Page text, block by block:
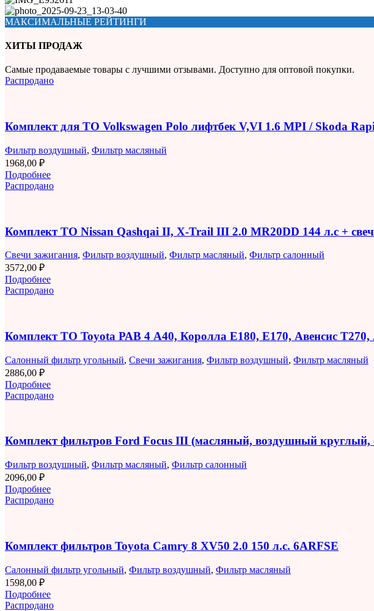
МАКСИМАЛЬНЫЕ РЕЙТИНГИ
ХИТЫ ПРОДАЖ
Самые продаваемые товары с лучшими отзывами. Доступно для оптовой покупки.
Распродано
Комплект для ТО Volkswagen Polo лифтбек V,VI 1.6 MPI / Skoda
Фильтр воздушный, Фильтр масляный
1968,00 ₽
Подробнее
Распродано
Комплект ТО Nissan Qashqai II, X-Trail III 2.0 MR20DD 144 л.с +
Свечи зажигания, Фильтр воздушный, Фильтр масляный, Фильтр салонный
3572,00 ₽
Подробнее
Распродано
Комплект ТО Toyota РАВ 4 A40, Королла E180, E170, Авенсис
Салонный фильтр угольный, Свечи зажигания, Фильтр воздушный, Фильтр масляный
2886,00 ₽
Подробнее
Распродано
Комплект фильтров Ford Focus III (масляный, воздушный
Фильтр воздушный, Фильтр масляный, Фильтр салонный
2096,00 ₽
Подробнее
Распродано
Комплект фильтров Toyota Camry 8 XV50 2.0 150 л.с. 6ARFSE
Салонный фильтр угольный, Фильтр воздушный, Фильтр масляный
1598,00 ₽
Подробнее
Распродано